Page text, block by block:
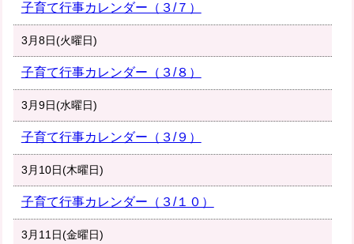
子育て行事カレンダー（３/７）
3月8日(火曜日)
子育て行事カレンダー（３/８）
3月9日(水曜日)
子育て行事カレンダー（３/９）
3月10日(木曜日)
子育て行事カレンダー（３/１０）
3月11日(金曜日)